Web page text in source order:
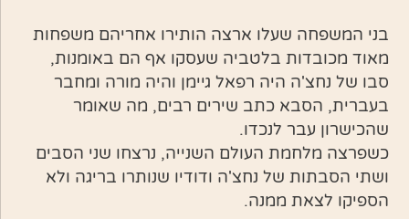
בני המשפחה שעלו ארצה הותירו אחריהם משפחות
מאוד מכובדות בלטביה שעסקו אף הם באומנות,
סבו של נחצ'ה היה רפאל גיימן והיה מורה ומחבר
בעברית, הסבא כתב שירים רבים, מה שאומר
שהכישרון עבר לנכדו.
כשפרצה מלחמת העולם השנייה, נרצחו שני הסבים
ושתי הסבתות של נחצ'ה ודודיו שנותרו בריגה ולא
הספיקו לצאת ממנה.